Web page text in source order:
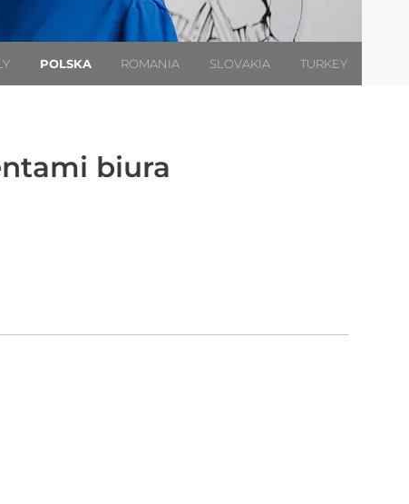
POLSKA ROMANIA SLOVAKIA TURKEY
biura